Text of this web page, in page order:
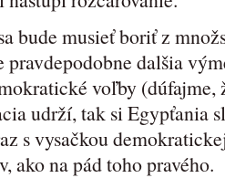
bude musieť boriť z
pravdepodobne dalšia
voľby
udrží, tak si Egypťania
s vysačkou
ako na pád toho pravého.